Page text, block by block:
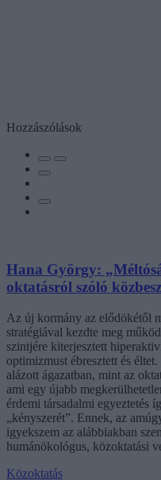
Hozzászólások
Hana György:
oktatásról szóló
Az új kormány az elődökétől
stratégiával kezdte meg
szintjére kiterjesztett
optimizmust ébresztett és
alázott ágazatban, mint az
ami egy újabb
érdemi társadalmi egyeztetés
„kényszerét”. Ennek, az
igyekszem az alábbiakban
humánökológus, közoktatási
Közoktatás